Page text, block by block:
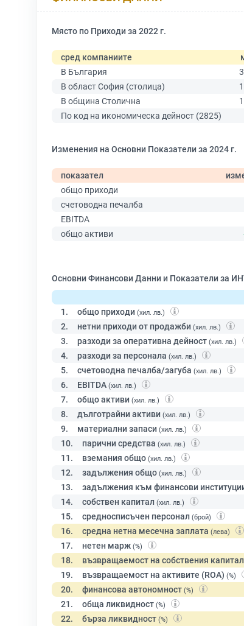
Място по Приходи за 2022 г.
сред компаниите
В България
В област София (столица)
В община Столична
По код на икономическа дейност (2825)
Изменения на Основни Показатели за 2024 г.
показател
общо приходи
счетоводна печалба
EBITDA
общо активи
Основни Финансови Данни и Показатели за
1.
общо приходи (хил. лв.)
2. нетни приходи от продажби (хил. лв.)
3. разходи за оперативна дейност (хил. лв.)
4. разходи за персонала (хил. лв.)
5. счетоводна печалба/загуба (хил. лв.)
6. EBITDA (хил. лв.)
7. общо активи (хил. лв.)
8. дълготрайни активи (хил. лв.)
9. материални запаси (хил. лв.)
10. парични средства (хил. лв.)
11. вземания общо (хил. лв.)
12. задължения общо (хил. лв.)
13. задължения към финансови
14. собствен капитал (хил. лв.)
15. средносписъчен персонал (брой)
16. средна нетна месечна заплата (лева)
17. нетен марж (%)
18. възвращаемост на собствения капитал
19. възвращаемост на активите (ROA) (%)
20. финансова автономност (%)
21. обща ликвидност (%)
22. бърза ликвидност (%)